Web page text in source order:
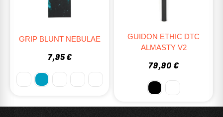
GRIP BLUNT NEBULAE
7,95 €
GUIDON ETHIC DTC
ALMASTY V2
79,90 €